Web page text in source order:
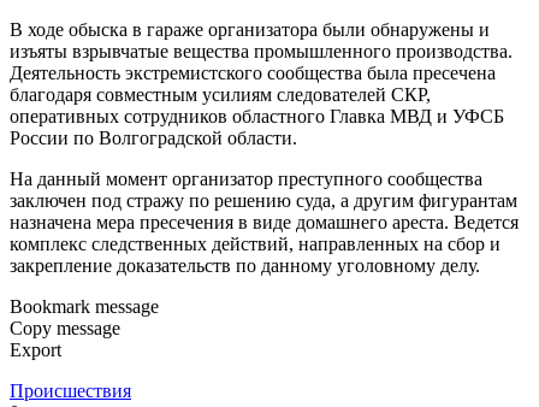
В ходе обыска в гараже организатора были обнаружены и
изъяты взрывчатые вещества промышленного производства.
Деятельность экстремистского сообщества была пресечена
благодаря совместным усилиям следователей СКР,
оперативных сотрудников областного Главка МВД и УФСБ
России по Волгоградской области.
На данный момент организатор преступного сообщества
заключен под стражу по решению суда, а другим фигурантам
назначена мера пресечения в виде домашнего ареста. Ведется
комплекс следственных действий, направленных на сбор и
закрепление доказательств по данному уголовному делу.
Bookmark message
Copy message
Export
Происшествия